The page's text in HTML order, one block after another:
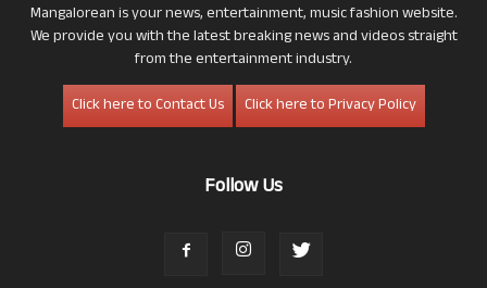
Mangalorean is your news, entertainment, music fashion website.
We provide you with the latest breaking news and videos straight
from the entertainment industry.
Click here to Contact Us
Click here to Privacy Policy
Follow Us